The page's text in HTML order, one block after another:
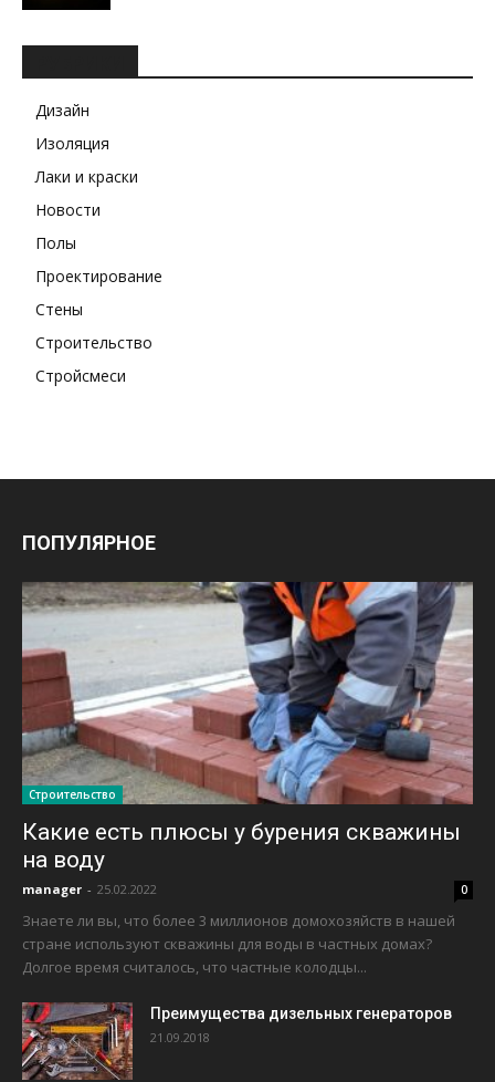
Дизайн
Изоляция
Лаки и краски
Новости
Полы
Проектирование
Стены
Строительство
Стройсмеси
ПОПУЛЯРНОЕ
Строительство
Какие есть плюсы у бурения скважины
на воду
manager - 25.02.2022 0
Знаете ли вы, что более 3 миллионов домохозяйств в нашей
стране используют скважины для воды в частных домах?
Долгое время считалось, что частные колодцы...
Преимущества дизельных генераторов
21.09.2018